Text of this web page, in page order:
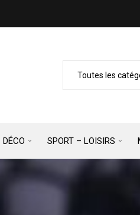
SPORT – LOISIRS